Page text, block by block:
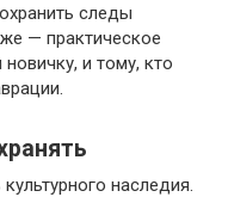
следы
— практическое
и тому, кто
наследия.